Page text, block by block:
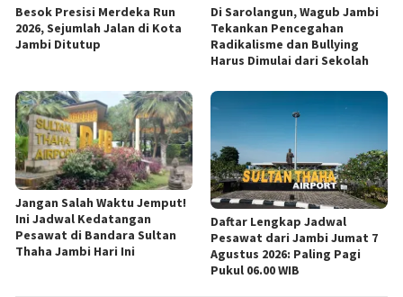
Besok Presisi Merdeka Run
2026, Sejumlah Jalan di Kota
Jambi Ditutup
Di Sarolangun, Wagub Jambi
Tekankan Pencegahan
Radikalisme dan Bullying
Harus Dimulai dari Sekolah
Jangan Salah Waktu Jemput!
Ini Jadwal Kedatangan
Pesawat di Bandara Sultan
Thaha Jambi Hari Ini
Daftar Lengkap Jadwal
Pesawat dari Jambi Jumat 7
Agustus 2026: Paling Pagi
Pukul 06.00 WIB